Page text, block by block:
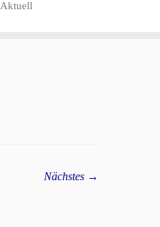
Aktuell
Nächstes →